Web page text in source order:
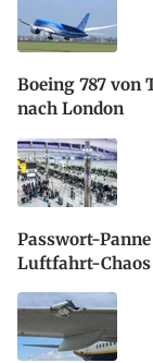
Boeing 787 von
nach London
Passwort-
Luftfahrt-Chaos